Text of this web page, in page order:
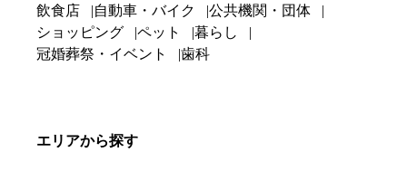
飲食店
自動車・バイク
公共機関・団体
ショッピング
ペット
暮らし
冠婚葬祭・イベント
歯科
エリアから探す